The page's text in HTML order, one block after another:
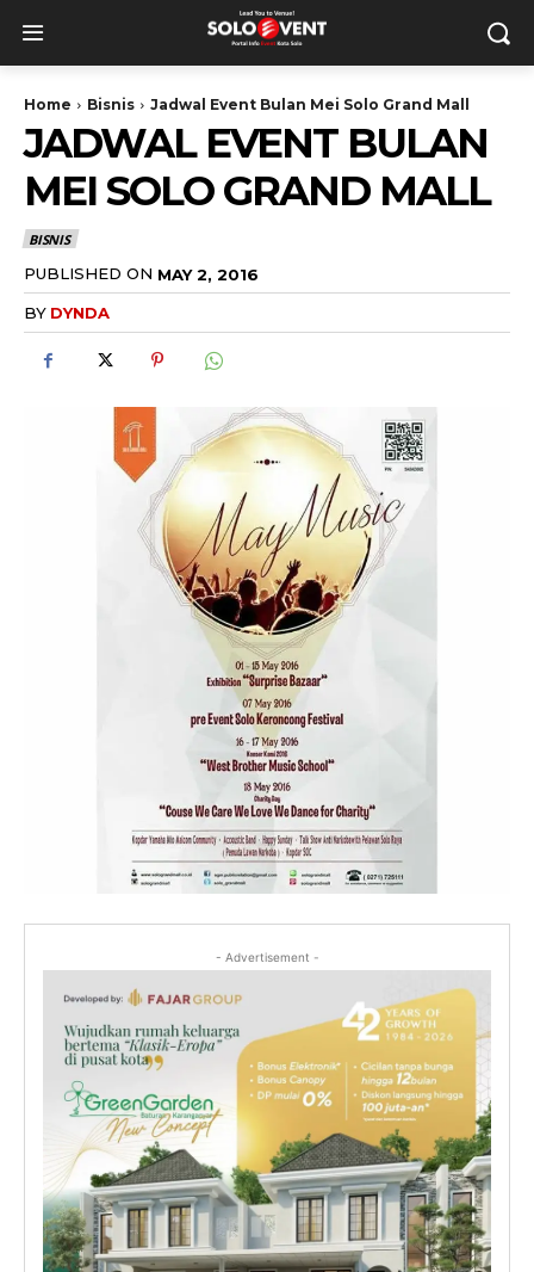
Home Bisnis Jadwal Event Bulan Mei Solo Grand Mall
JADWAL EVENT BULAN
MEI SOLO GRAND MALL
BISNIS
PUBLISHED ON MAY 2, 2016
BY DYNDA
- Advertisement -